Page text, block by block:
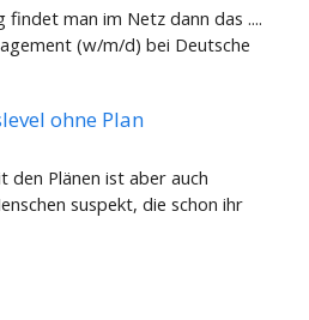
findet man im Netz dann das ....
(w/m/d) bei Deutsche
ohne Plan
den Plänen ist aber auch
suspekt, die schon ihr